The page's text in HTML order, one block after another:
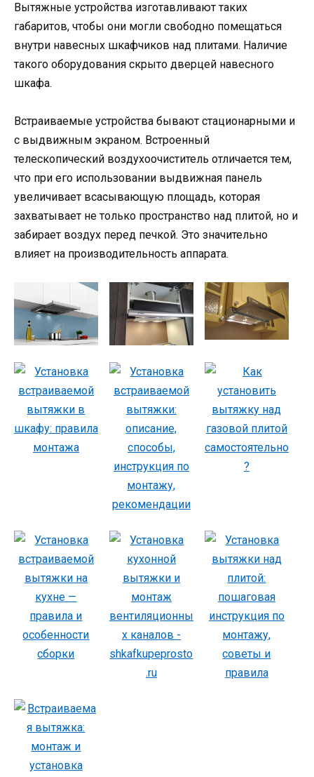
Вытяжные устройства изготавливают таких
габаритов, чтобы они могли свободно помещаться
внутри навесных шкафчиков над плитами. Наличие
такого оборудования скрыто дверцей навесного
шкафа.
Встраиваемые устройства бывают стационарными и
с выдвижным экраном. Встроенный
телескопический воздухоочиститель отличается тем,
что при его использовании выдвижная панель
увеличивает всасывающую площадь, которая
захватывает не только пространство над плитой, но и
забирает воздух перед печкой. Это значительно
влияет на производительность аппарата.